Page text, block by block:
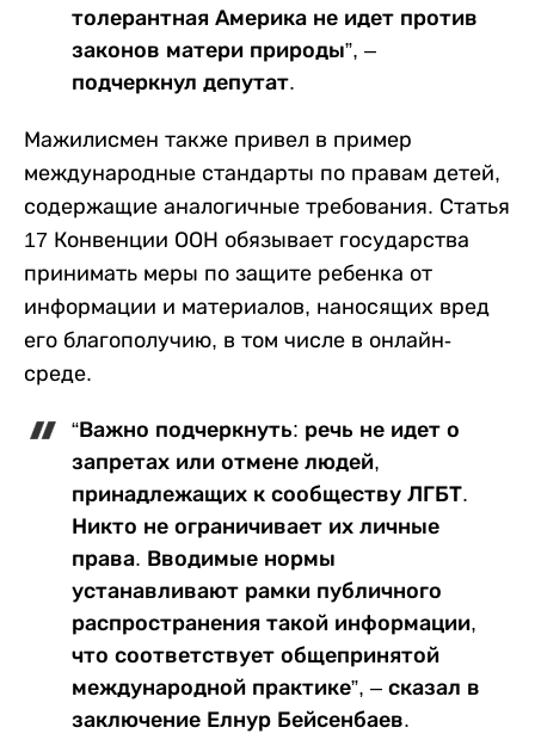
толерантная Америка не идет против
законов матери природы”, –
подчеркнул депутат.
Мажилисмен также привел в пример
международные стандарты по правам детей,
содержащие аналогичные требования. Статья
17 Конвенции ООН обязывает государства
принимать меры по защите ребенка от
информации и материалов, наносящих вред
его благополучию, в том числе в онлайн-
среде.
“Важно подчеркнуть: речь не идет о
запретах или отмене людей,
принадлежащих к сообществу ЛГБТ.
Никто не ограничивает их личные
права. Вводимые нормы
устанавливают рамки публичного
распространения такой информации,
что соответствует общепринятой
международной практике”, – сказал в
заключение Елнур Бейсенбаев.